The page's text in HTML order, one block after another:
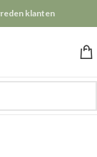
klanten